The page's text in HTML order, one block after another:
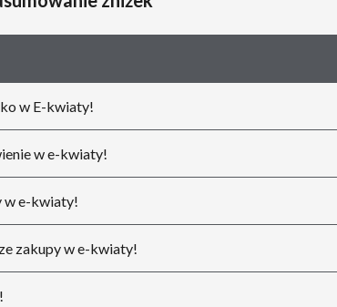
w E-kwiaty!
w e-kwiaty!
w e-kwiaty!
zakupy w e-kwiaty!